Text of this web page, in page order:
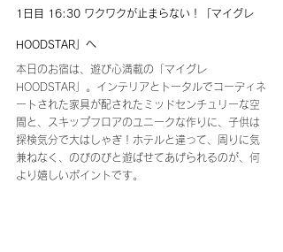
1日目 16:30 ワクワクが止まらない！「マイグレ
HOODSTAR」へ
本日のお宿は、遊び心満載の「マイグレ
HOODSTAR」。インテリアとトータルでコーディネ
ートされた家具が配されたミッドセンチュリーな空
間と、スキップフロアのユニークな作りに、子供は
探検気分で大はしゃぎ！ホテルと違って、周りに気
兼ねなく、のびのびと遊ばせてあげられるのが、何
より嬉しいポイントです。